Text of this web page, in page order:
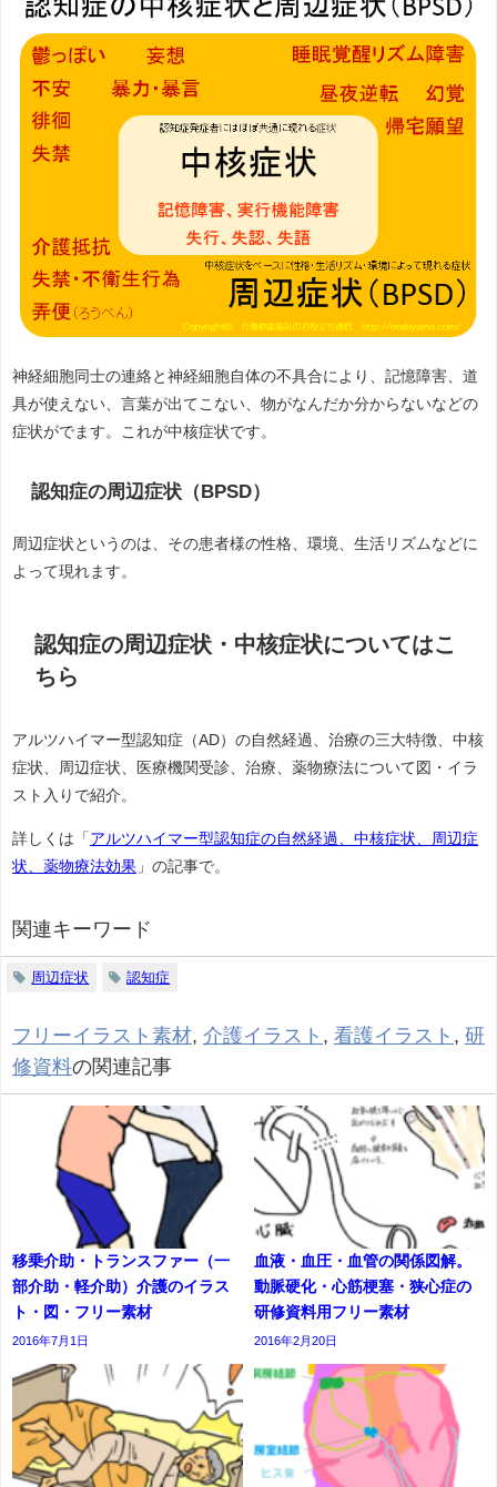
神経細胞同士の連絡と神経細胞自体の不具合により、記憶障害、道
具が使えない、言葉が出てこない、物がなんだか分からないなどの
症状がでます。これが中核症状です。
認知症の周辺症状（BPSD）
周辺症状というのは、その患者様の性格、環境、生活リズムなどに
よって現れます。
認知症の周辺症状・ 中核症状についてはこ
ちら
アルツハイマー型認知症（AD）の自然経過、治療の三大特徴、中核
症状、周辺症状、医療機関受診、治療、薬物療法について図・イラ
スト入りで紹介。
詳しくは「 アルツハイマー型認知症の自然経過、中核症状、周辺症
状、薬物療法効果 」の記事で。
関連キーワード
周辺症状 認知症
フリーイラスト素材, 介護イラスト , 看護イラスト , 研
修資料の関連記事
移乗介助・トランスファー（一
部介助・軽介助）介護のイラス
ト・図・フリー素材
2016年7月1日
血液・血圧・血管の関係図解。
動脈硬化・心筋梗塞・狭心症の
研修資料用フリー素材
2016年2月20日